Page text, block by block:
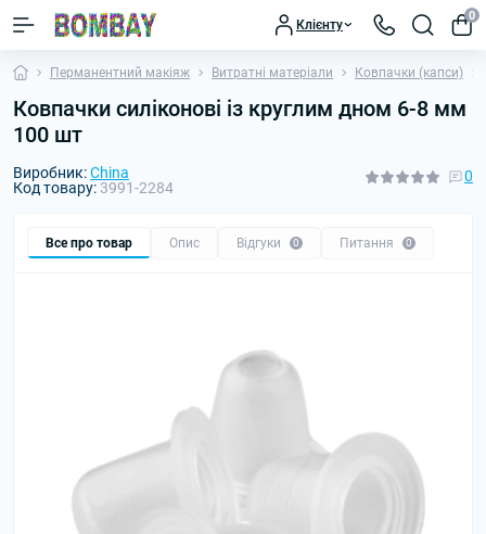
Клієнту
0
Перманентний макіяж Витратні матеріали Ковпачки (капси)
Ковпачки силіконові із круглим дном 6-8 мм
100 шт
Виробник:China
Код товару: 3991-2284
0
Все про товар Опис Відгуки 0 Питання 0